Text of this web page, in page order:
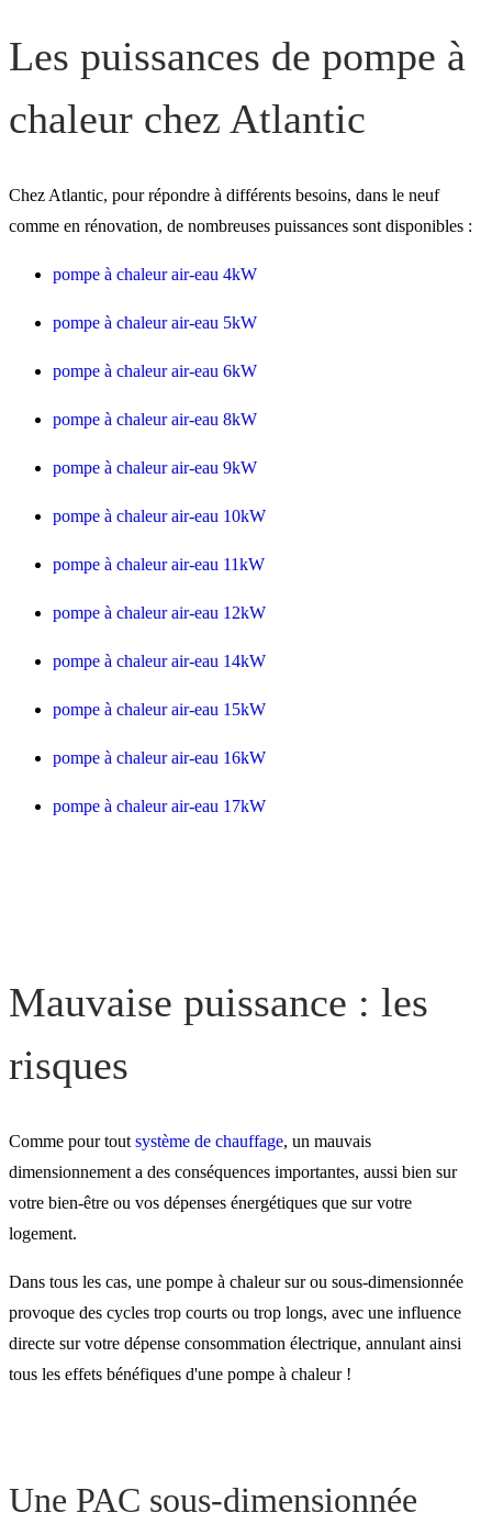
Les puissances de pompe à
chaleur chez Atlantic
Chez Atlantic, pour répondre à différents besoins, dans le neuf
comme en rénovation, de nombreuses puissances sont disponibles :
pompe à chaleur air-eau 4kW
pompe à chaleur air-eau 5kW
pompe à chaleur air-eau 6kW
pompe à chaleur air-eau 8kW
pompe à chaleur air-eau 9kW
pompe à chaleur air-eau 10kW
pompe à chaleur air-eau 11kW
pompe à chaleur air-eau 12kW
pompe à chaleur air-eau 14kW
pompe à chaleur air-eau 15kW
pompe à chaleur air-eau 16kW
pompe à chaleur air-eau 17kW
Mauvaise puissance : les
risques
Comme pour tout système de chauffage, un mauvais
dimensionnement a des conséquences importantes, aussi bien sur
votre bien-être ou vos dépenses énergétiques que sur votre
logement.
Dans tous les cas, une pompe à chaleur sur ou sous-dimensionnée
provoque des cycles trop courts ou trop longs, avec une influence
directe sur votre dépense consommation électrique, annulant ainsi
tous les effets bénéfiques d'une pompe à chaleur !
Une PAC sous-dimensionnée